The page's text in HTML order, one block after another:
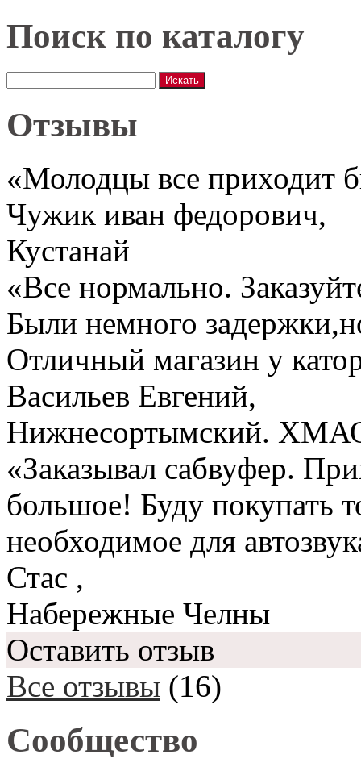
Поиск по каталогу
Отзывы
«Молодцы все приходит
Чужик иван федорович,
Кустанай
«Все нормально.
Были немного
Отличный магазин у
Васильев Евгений,
Нижнесортымский.
«Заказывал сабвуфер.
большое! Буду покупать
необходимое для
Стас ,
Набережные Челны
Оставить отзыв
Все отзывы (16)
Сообщество